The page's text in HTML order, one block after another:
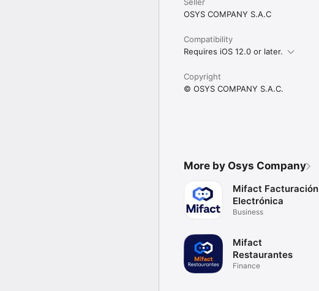
OSYS COMPANY S.A.C
Compatibility
Requires iOS 12.0 or later.
Copyright
© OSYS COMPANY S.A.C.
More by Osys Company
Mifact Facturación
Electrónica
Business
Mifact
Restaurantes
Finance